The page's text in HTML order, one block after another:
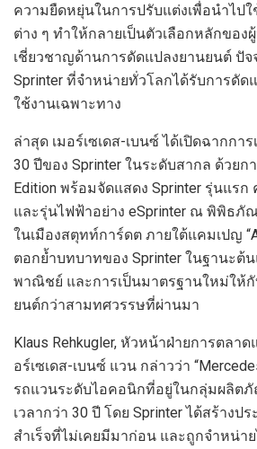
ความยืดหยุ่นในการปรับแต่งเพื่อนำไป
ต่าง ๆ ทำให้กลายเป็นตัวเลือกหลักของ
เชี่ยวชาญด้านการดัดแปลงยานยนต์ ปัจ
Sprinter ที่จำหน่ายทั่วโลกได้รับการดัด
ใช้งานเฉพาะทาง
ล่าสุด เมอร์เซเดส-เบนซ์ ได้เปิดฉากกา
30 ปีของ Sprinter ในระดับสากล ด้วยก
Edition พร้อมจัดแสดง Sprinter รุ่นแรก
และรุ่นไฟฟ้าอย่าง eSprinter ณ พิพิธภัณ
ในเมืองสตุทท์การ์ดต ภายใต้แคมเปญ “
ตอกย้ำบทบาทของ Sprinter ในฐานะต้
พาณิชย์ และการเป็นมาตรฐานใหม่ให้
ยนต์กว่าสามทศวรรษที่ผ่านมา
Klaus Rehkugler, หัวหน้าฝ่ายการตลาด
อร์เซเดส-เบนซ์ แวน กล่าวว่า
รถแวนระดับไอคอนิกที่อยู่ในกลุ่มผลิตภั
เวลากว่า 30 ปี โดย Sprinterได้สร้างปร
สำเร็จที่ไม่เคยมีมาก่อน และถูกจำหน่า